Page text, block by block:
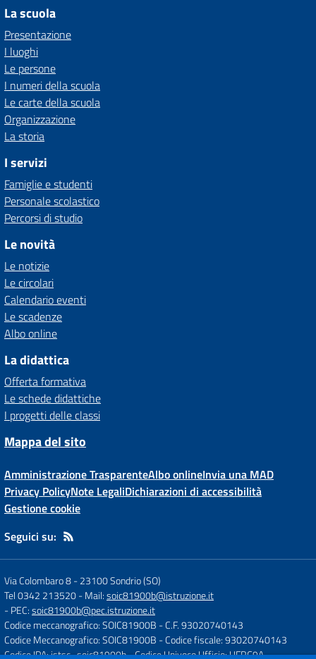
La scuola
Presentazione
I luoghi
Le persone
I numeri della scuola
Le carte della scuola
Organizzazione
La storia
I servizi
Famiglie e studenti
Personale scolastico
Percorsi di studio
Le novità
Le notizie
Le circolari
Calendario eventi
Le scadenze
Albo online
La didattica
Offerta formativa
Le schede didattiche
I progetti delle classi
Mappa del sito
Amministrazione TrasparenteAlbo onlineInvia una MAD
Privacy PolicyNote LegaliDichiarazioni di accessibilità
Gestione cookie
Seguici su:
Via Colombaro 8-23100 Sondrio (SO)
Tel 0342 213520- Mail:soic81900b@istruzione.it
- PEC:soic81900b@pec.istruzione.it
Codice meccanografico: SOIC81900B - C.F. 93020740143
Codice Meccanografico: SOIC81900B - Codice fiscale: 93020740143
Codice IPA: istsc_soic81900b- Codice Univoco Ufficio: UFRC9A